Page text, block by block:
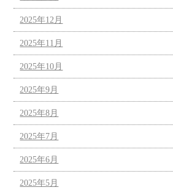
2025年12月
2025年11月
2025年10月
2025年9月
2025年8月
2025年7月
2025年6月
2025年5月